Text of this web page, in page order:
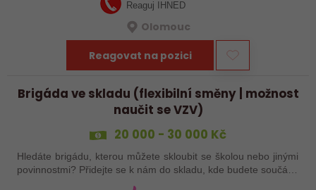
Reaguj IHNED
Olomouc
Reagovat na pozici
Brigáda ve skladu (flexibilní směny | možnost
naučit se VZV)
20 000 - 30 000 Kč
Hledáte brigádu, kterou můžete skloubit se školou nebo jinými
povinnostmi? Přidejte se k nám do skladu, kde budete součástí
pohodového týmu a získáte zkušenosti nejen s prací ve